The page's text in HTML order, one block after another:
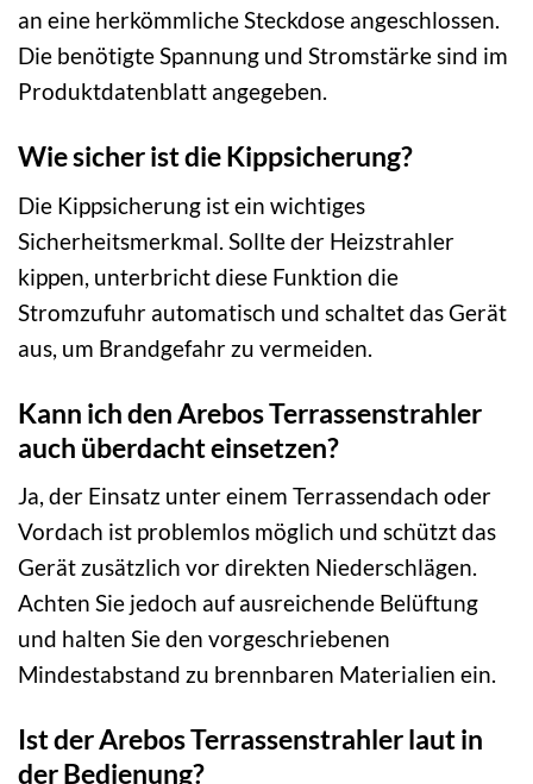
an eine herkömmliche Steckdose angeschlossen.
Die benötigte Spannung und Stromstärke sind im
Produktdatenblatt angegeben.
Wie sicher ist die Kippsicherung?
Die Kippsicherung ist ein wichtiges
Sicherheitsmerkmal. Sollte der Heizstrahler
kippen, unterbricht diese Funktion die
Stromzufuhr automatisch und schaltet das Gerät
aus, um Brandgefahr zu vermeiden.
Kann ich den Arebos Terrassenstrahler
auch überdacht einsetzen?
Ja, der Einsatz unter einem Terrassendach oder
Vordach ist problemlos möglich und schützt das
Gerät zusätzlich vor direkten Niederschlägen.
Achten Sie jedoch auf ausreichende Belüftung
und halten Sie den vorgeschriebenen
Mindestabstand zu brennbaren Materialien ein.
Ist der Arebos Terrassenstrahler laut in
der Bedienung?